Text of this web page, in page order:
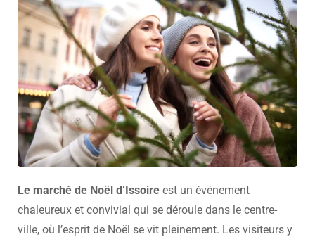
Le marché de Noël d’Issoire est un événement
chaleureux et convivial qui se déroule dans le centre-
ville, où l’esprit de Noël se vit pleinement. Les visiteurs y